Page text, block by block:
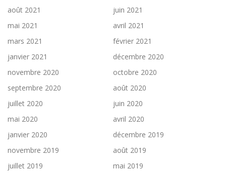
août 2021
juin 2021
mai 2021
avril 2021
mars 2021
février 2021
janvier 2021
décembre 2020
novembre 2020
octobre 2020
septembre 2020
août 2020
juillet 2020
juin 2020
mai 2020
avril 2020
janvier 2020
décembre 2019
novembre 2019
août 2019
juillet 2019
mai 2019